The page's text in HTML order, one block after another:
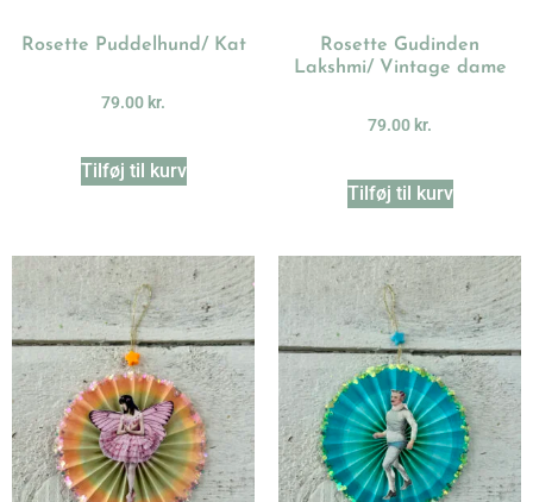
Rosette Puddelhund/ Kat
79.00 kr.
Tilføj til kurv
Rosette Gudinden
Lakshmi/ Vintage dame
79.00 kr.
Tilføj til kurv